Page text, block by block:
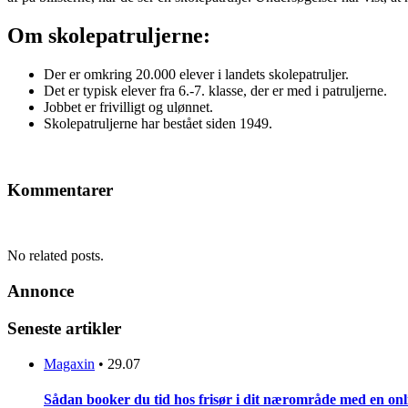
Om skolepatruljerne:
Der er omkring 20.000 elever i landets skolepatruljer.
Det er typisk elever fra 6.-7. klasse, der er med i patruljerne.
Jobbet er frivilligt og ulønnet.
Skolepatruljerne har bestået siden 1949.
Kommentarer
No related posts.
Annonce
Seneste artikler
Magaxin • 29.07
Sådan booker du tid hos frisør i dit nærområde med en